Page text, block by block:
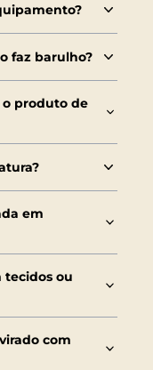
faz barulho?
produto de
em
tecidos ou
com